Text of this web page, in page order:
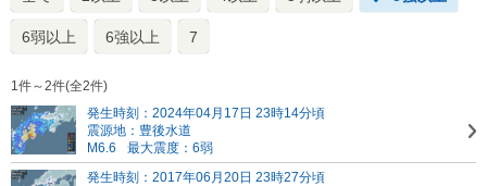
6弱以上 6強以上 7
1件～2件(全2件)
発生時刻：2024年04月17日 23時14分頃
震源地：豊後水道
M6.6
最大震度：6弱
発生時刻：2017年06月20日 23時27分頃